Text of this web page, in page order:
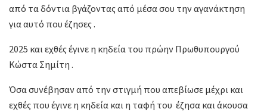
από τα δόντια βγάζοντας από μέσα σου την αγανάκτηση
για αυτό που έζησες .
2025 και εχθές έγινε η κηδεία του πρώην Πρωθυπουργού
Κώστα Σημίτη .
Όσα συνέβησαν από την στιγμή που απεβίωσε μέχρι και
εχθές που έγινε η κηδεία και η ταφή του έζησα και άκουσα